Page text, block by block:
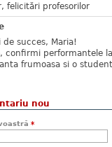
felicitări profesorilor
de succes, Maria!
confirmi performantele
frumoasa si o
nou
*